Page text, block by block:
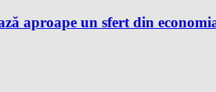
aproape un sfert din